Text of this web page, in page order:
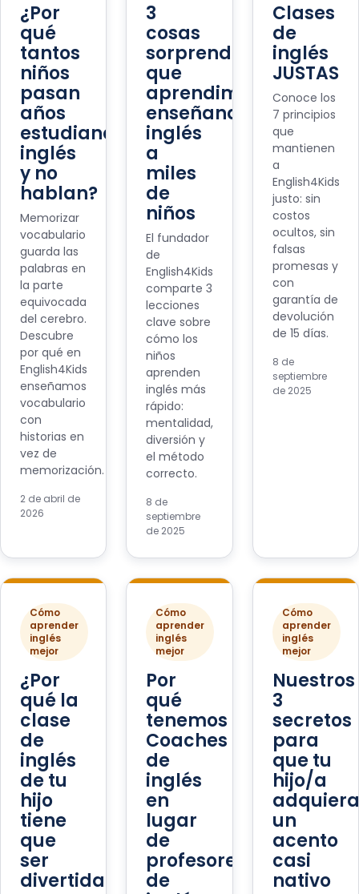
¿Por
qué
tantos
niños
pasan
años
estudiando
inglés
y no
hablan?
Memorizar
vocabulario
guarda las
palabras en
la parte
equivocada
del cerebro.
Descubre
por qué en
English4Kids
enseñamos
vocabulario
con
historias en
vez de
memorización.
2 de abril de
2026
3
cosas
sorprendentes
que
aprendimos
enseñando
inglés
a
miles
de
niños
El fundador
de
English4Kids
comparte 3
lecciones
clave sobre
cómo los
niños
aprenden
inglés más
rápido:
mentalidad,
diversión y
el método
correcto.
8 de
septiembre
de 2025
Clases
de
inglés
JUSTAS
Conoce los
7 principios
que
mantienen
a
English4Kids
justo: sin
costos
ocultos, sin
falsas
promesas y
con
garantía de
devolución
de 15 días.
8 de
septiembre
de 2025
Cómo
aprender
inglés
mejor
¿Por
qué la
clase
de
inglés
de tu
hijo
tiene
que
ser
divertida?
Cómo
aprender
inglés
mejor
Por
qué
tenemos
Coaches
de
inglés
en
lugar
de
profesores
de
Cómo
aprender
inglés
mejor
Nuestros
3
secretos
para
que tu
hijo/a
adquiera
un
acento
casi
nativo